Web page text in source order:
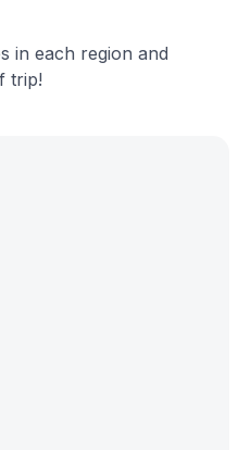
in each region and
trip!